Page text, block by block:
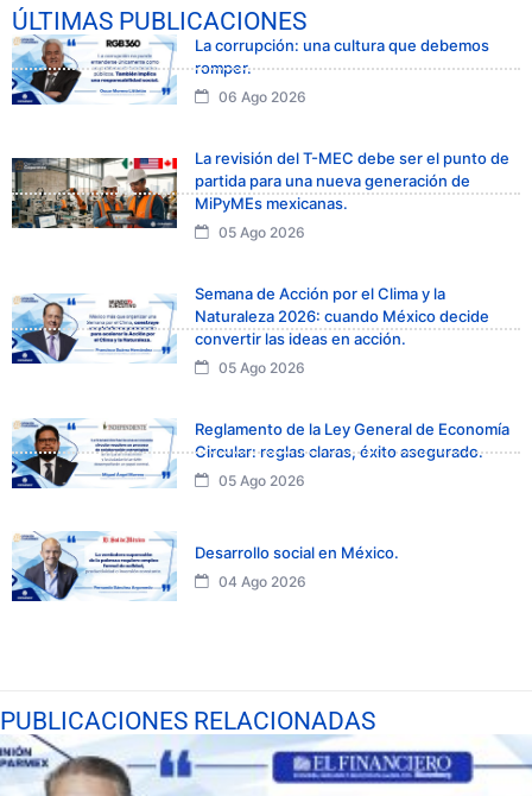
ÚLTIMAS PUBLICACIONES
La corrupción: una cultura que debemos
romper.
06 Ago 2026
La revisión del T-MEC debe ser el punto de
partida para una nueva generación de
MiPyMEs mexicanas.
05 Ago 2026
Semana de Acción por el Clima y la
Naturaleza 2026: cuando México decide
convertir las ideas en acción.
05 Ago 2026
Reglamento de la Ley General de Economía
Circular: reglas claras, éxito asegurado.
05 Ago 2026
Desarrollo social en México.
04 Ago 2026
PUBLICACIONES RELACIONADAS